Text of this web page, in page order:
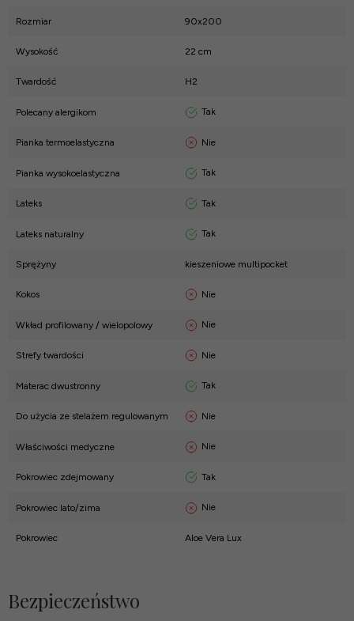
Rozmiar 90x200
Wysokość 22 cm
Twardość H2
Polecany alergikom Tak
Pianka termoelastyczna Nie
Pianka wysokoelastyczna Tak
Lateks Tak
Lateks naturalny Tak
Sprężyny kieszeniowe multipocket
Kokos Nie
Wkład profilowany / wielopolowy Nie
Strefy twardości Nie
Materac dwustronny Tak
Do użycia ze stelażem regulowanym Nie
Właściwości medyczne Nie
Pokrowiec zdejmowany Tak
Pokrowiec lato/zima Nie
Pokrowiec Aloe Vera Lux
Bezpieczeństwo